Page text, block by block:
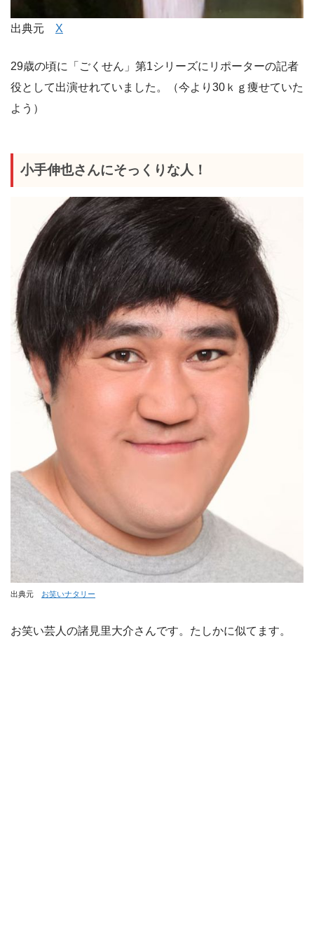
出典元 X
29歳の頃に「ごくせん」第1シリーズにリポーターの記者
役として出演せれていました。（今より30ｋｇ痩せていた
よう）
小手伸也さんにそっくりな人！
出典元 お笑いナタリー
お笑い芸人の諸見里大介さんです。たしかに似てます。